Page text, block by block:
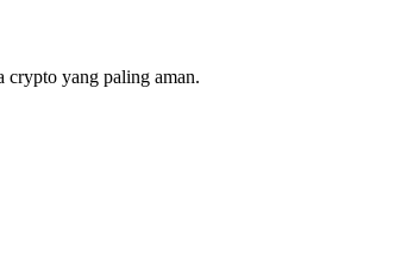
crypto yang paling aman.